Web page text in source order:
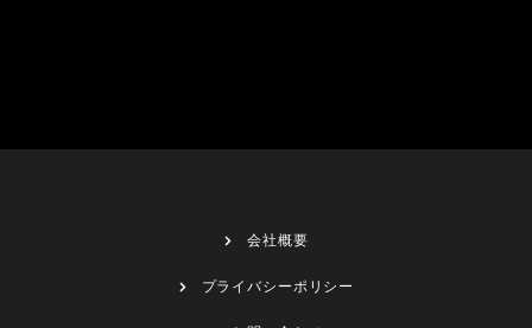
会社概要
プライバシーポリシー